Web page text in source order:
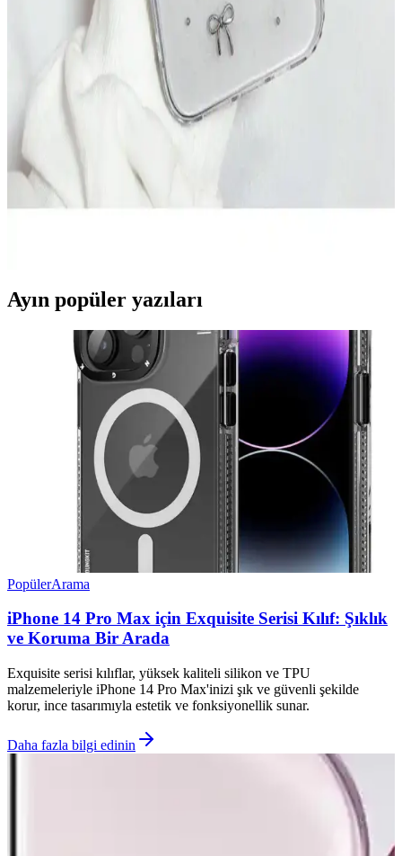
Spoy Marka iPhone 7 ve 8 Koruyucu Kılıfları:
Dayanıklı ve Estetik Seçenekler
Spoy markası, iPhone 7 ve 8 modelleri için çeşitli renk ve
tasarımlarda dayanıklı ve kullanışlı koruyucu kılıflar sunuyor.
Uygun fiyatlı ve tam uyum sağlayan ürünler, günlük darbeler ve
çizilmelere karşı koruma sağlar.
Işıldayan iPhone 11 Uyumlu Telefon Kılıfları:
Estetik ve Fonksiyonellik Bir Arada
Ayın popüler yazıları
PopülerArama
iPhone 14 Pro Max için Exquisite Serisi Kılıf: Şıklık
ve Koruma Bir Arada
Exquisite serisi kılıflar, yüksek kaliteli silikon ve TPU
malzemeleriyle iPhone 14 Pro Max'inizi şık ve güvenli şekilde
korur, ince tasarımıyla estetik ve fonksiyonellik sunar.
Daha fazla bilgi edinin